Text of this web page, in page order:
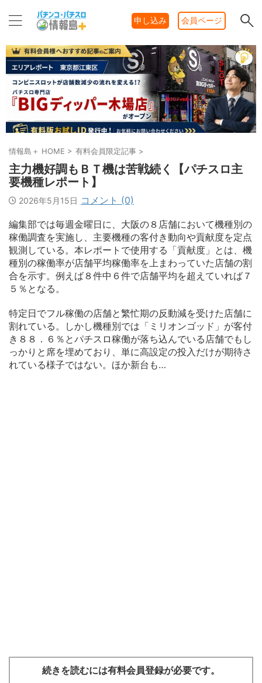
申し込み 会員ページ
情報島＋ HOME > 有料会員限定記事 >
主力機好調もＢＴ機は苦戦続く【パチスロ主
要機種レポート】
2026年5月15日 コメント (0)
編集部では毎週金曜日に、大阪の８店舗において機種別の
稼働調査を実施し、主要機種の客付き動向や貢献度を定点
観測している。本レポートで使用する「貢献度」とは、機
種別の稼働率が店舗平均稼働率を上まわっていた店舗の割
合を示す。例えば８件中６件で店舗平均を超えていれば７
５％となる。
特定日でフル稼働の店舗と繁忙期の反動減を受けた店舗に
割れている。しかし機種別では「ミリオンゴッド」が客付
き８８．６％とパチスロ稼働が落ち込んでいる店舗でもし
っかりと席を埋めており、単に高設定の投入だけが期待さ
れている様子ではない。ほか新台も…
続きを読むには有料会員登録が必要です。